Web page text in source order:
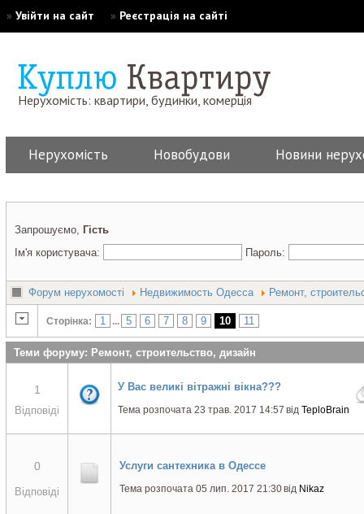
» Увійти на сайт » Реєстрація на сайті
Нерухомість: квартири, будинки, комерція
Нерухомість Новобудови Новини
Запрошуємо, Гість
Ім'я користувача:
Пароль:
Форум нерухомості Недвижимость Одесса Ремонт,
Сторінка: 1 ... 5 6 7 8 9 10 11
Теми форуму: Ремонт, строительство, дизайн
1
Відповіді
У Вас великі вітражні вікна???
Тема розпочата 23 трав. 2017 14:57 від TeploBrain
0
Відповіді
Услуги сантехника в Одессе
Тема розпочата 05 лип. 2017 21:30від Nikaz